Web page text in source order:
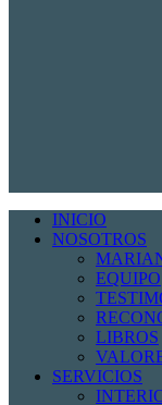
INICIO
NOSOTROS
EQUIPO
LIBROS
SERVICIOS